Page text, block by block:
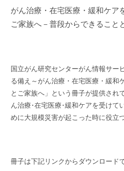
がん治療・在宅医療・緩和ケア
ご家族へ－普段からできること
国立がん研究センターがん情報サー
る備え～がん治療・在宅医療・緩和
とご家族へ」という冊子が提供され
ん治療･在宅医療･緩和ケアを受けて
めに大規模災害が起こった時に役立
冊子は下記リンクからダウンロード